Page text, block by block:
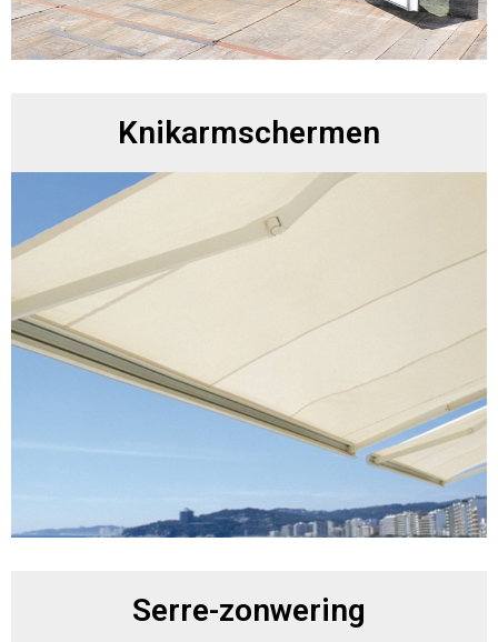
Knikarmschermen
Serre-zonwering